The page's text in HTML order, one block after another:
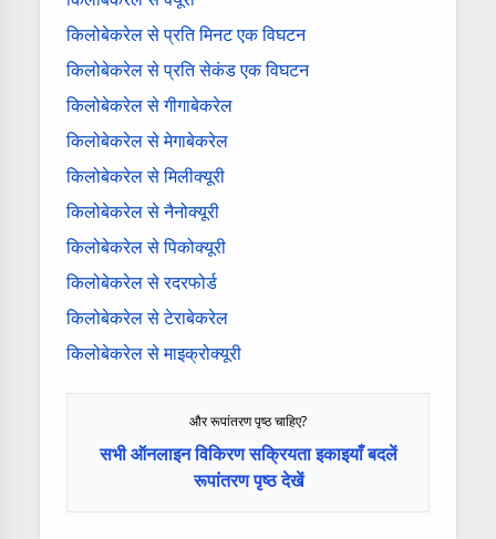
किलोबेकरेल से प्रति मिनट एक विघटन
किलोबेकरेल से प्रति सेकंड एक विघटन
किलोबेकरेल से गीगाबेकरेल
किलोबेकरेल से मेगाबेकरेल
किलोबेकरेल से मिलीक्यूरी
किलोबेकरेल से नैनोक्यूरी
किलोबेकरेल से पिकोक्यूरी
किलोबेकरेल से रदरफोर्ड
किलोबेकरेल से टेराबेकरेल
किलोबेकरेल से माइक्रोक्यूरी
और रूपांतरण पृष्ठ चाहिए?
सभी ऑनलाइन विकिरण सक्रियता इकाइयाँ बदलें
रूपांतरण पृष्ठ देखें